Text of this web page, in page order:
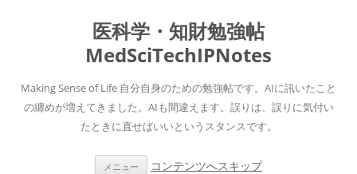
医科学・知財勉強帖
MedSciTechIPNotes
Making Sense of Life 自分自身のための勉強帖です。AIに訊いたこと
の纏めが増えてきました。AIも間違えます。誤りは、誤りに気付い
たときに直せばいいというスタンスです。
メニュー コンテンツへスキップ